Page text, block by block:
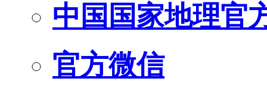
中国国家地理官
官方微信